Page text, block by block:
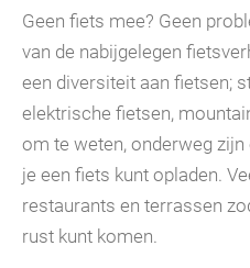
Geen fiets mee? Geen
van de nabijgelegen
een diversiteit aan fietsen;
elektrische fietsen,
om te weten, onderweg
je een fiets kunt opladen.
restaurants en terrassen
rust kunt komen.